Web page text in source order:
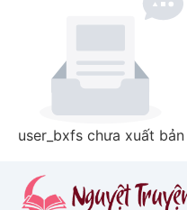
user_bxfs chưa xuất